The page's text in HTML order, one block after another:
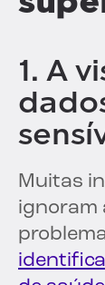
1. A
Muitas
ignoram